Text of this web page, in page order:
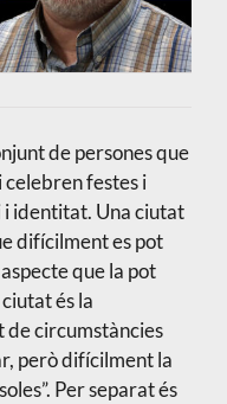
de persones que
celebren festes i
identitat. Una ciutat
difícilment es pot
que la pot
és la
de circumstàncies
però difícilment la
Per separat és